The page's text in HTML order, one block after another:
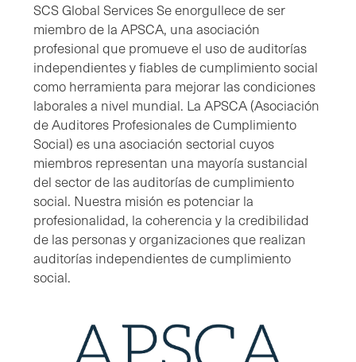
SCS Global Services Se enorgullece de ser
miembro de la APSCA, una asociación
profesional que promueve el uso de auditorías
independientes y fiables de cumplimiento social
como herramienta para mejorar las condiciones
laborales a nivel mundial. La APSCA (Asociación
de Auditores Profesionales de Cumplimiento
Social) es una asociación sectorial cuyos
miembros representan una mayoría sustancial
del sector de las auditorías de cumplimiento
social. Nuestra misión es potenciar la
profesionalidad, la coherencia y la credibilidad
de las personas y organizaciones que realizan
auditorías independientes de cumplimiento
social.